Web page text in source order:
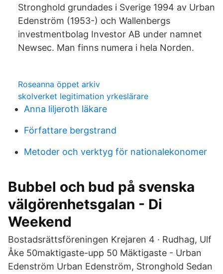
Stronghold grundades i Sverige 1994 av Urban
Edenström (1953-) och Wallenbergs
investmentbolag Investor AB under namnet
Newsec. Man finns numera i hela Norden.
Roseanna öppet arkiv
skolverket legitimation yrkeslärare
Anna liljeroth läkare
Författare bergstrand
Metoder och verktyg för nationalekonomer
Bubbel och bud på svenska
välgörenhetsgalan - Di
Weekend
Bostadsrättsföreningen Krejaren 4 · Rudhag, Ulf
Åke 50maktigaste-upp 50 Mäktigaste - Urban
Edenström Urban Edenström, Stronghold Sedan